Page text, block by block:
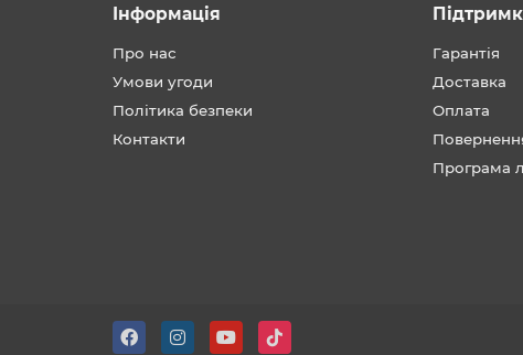
Інформація
Про нас
Умови угоди
Політика безпеки
Контакти
Гарантія
Доставка
Оплата
Програма